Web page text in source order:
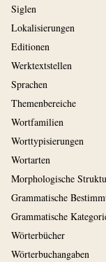
Siglen
Lokalisierungen
Editionen
Werktextstellen
Sprachen
Themenbereiche
Wortfamilien
Worttypisierungen
Wortarten
Morphologische
Grammatische
Grammatische
Wörterbücher
Wörterbuchangaben